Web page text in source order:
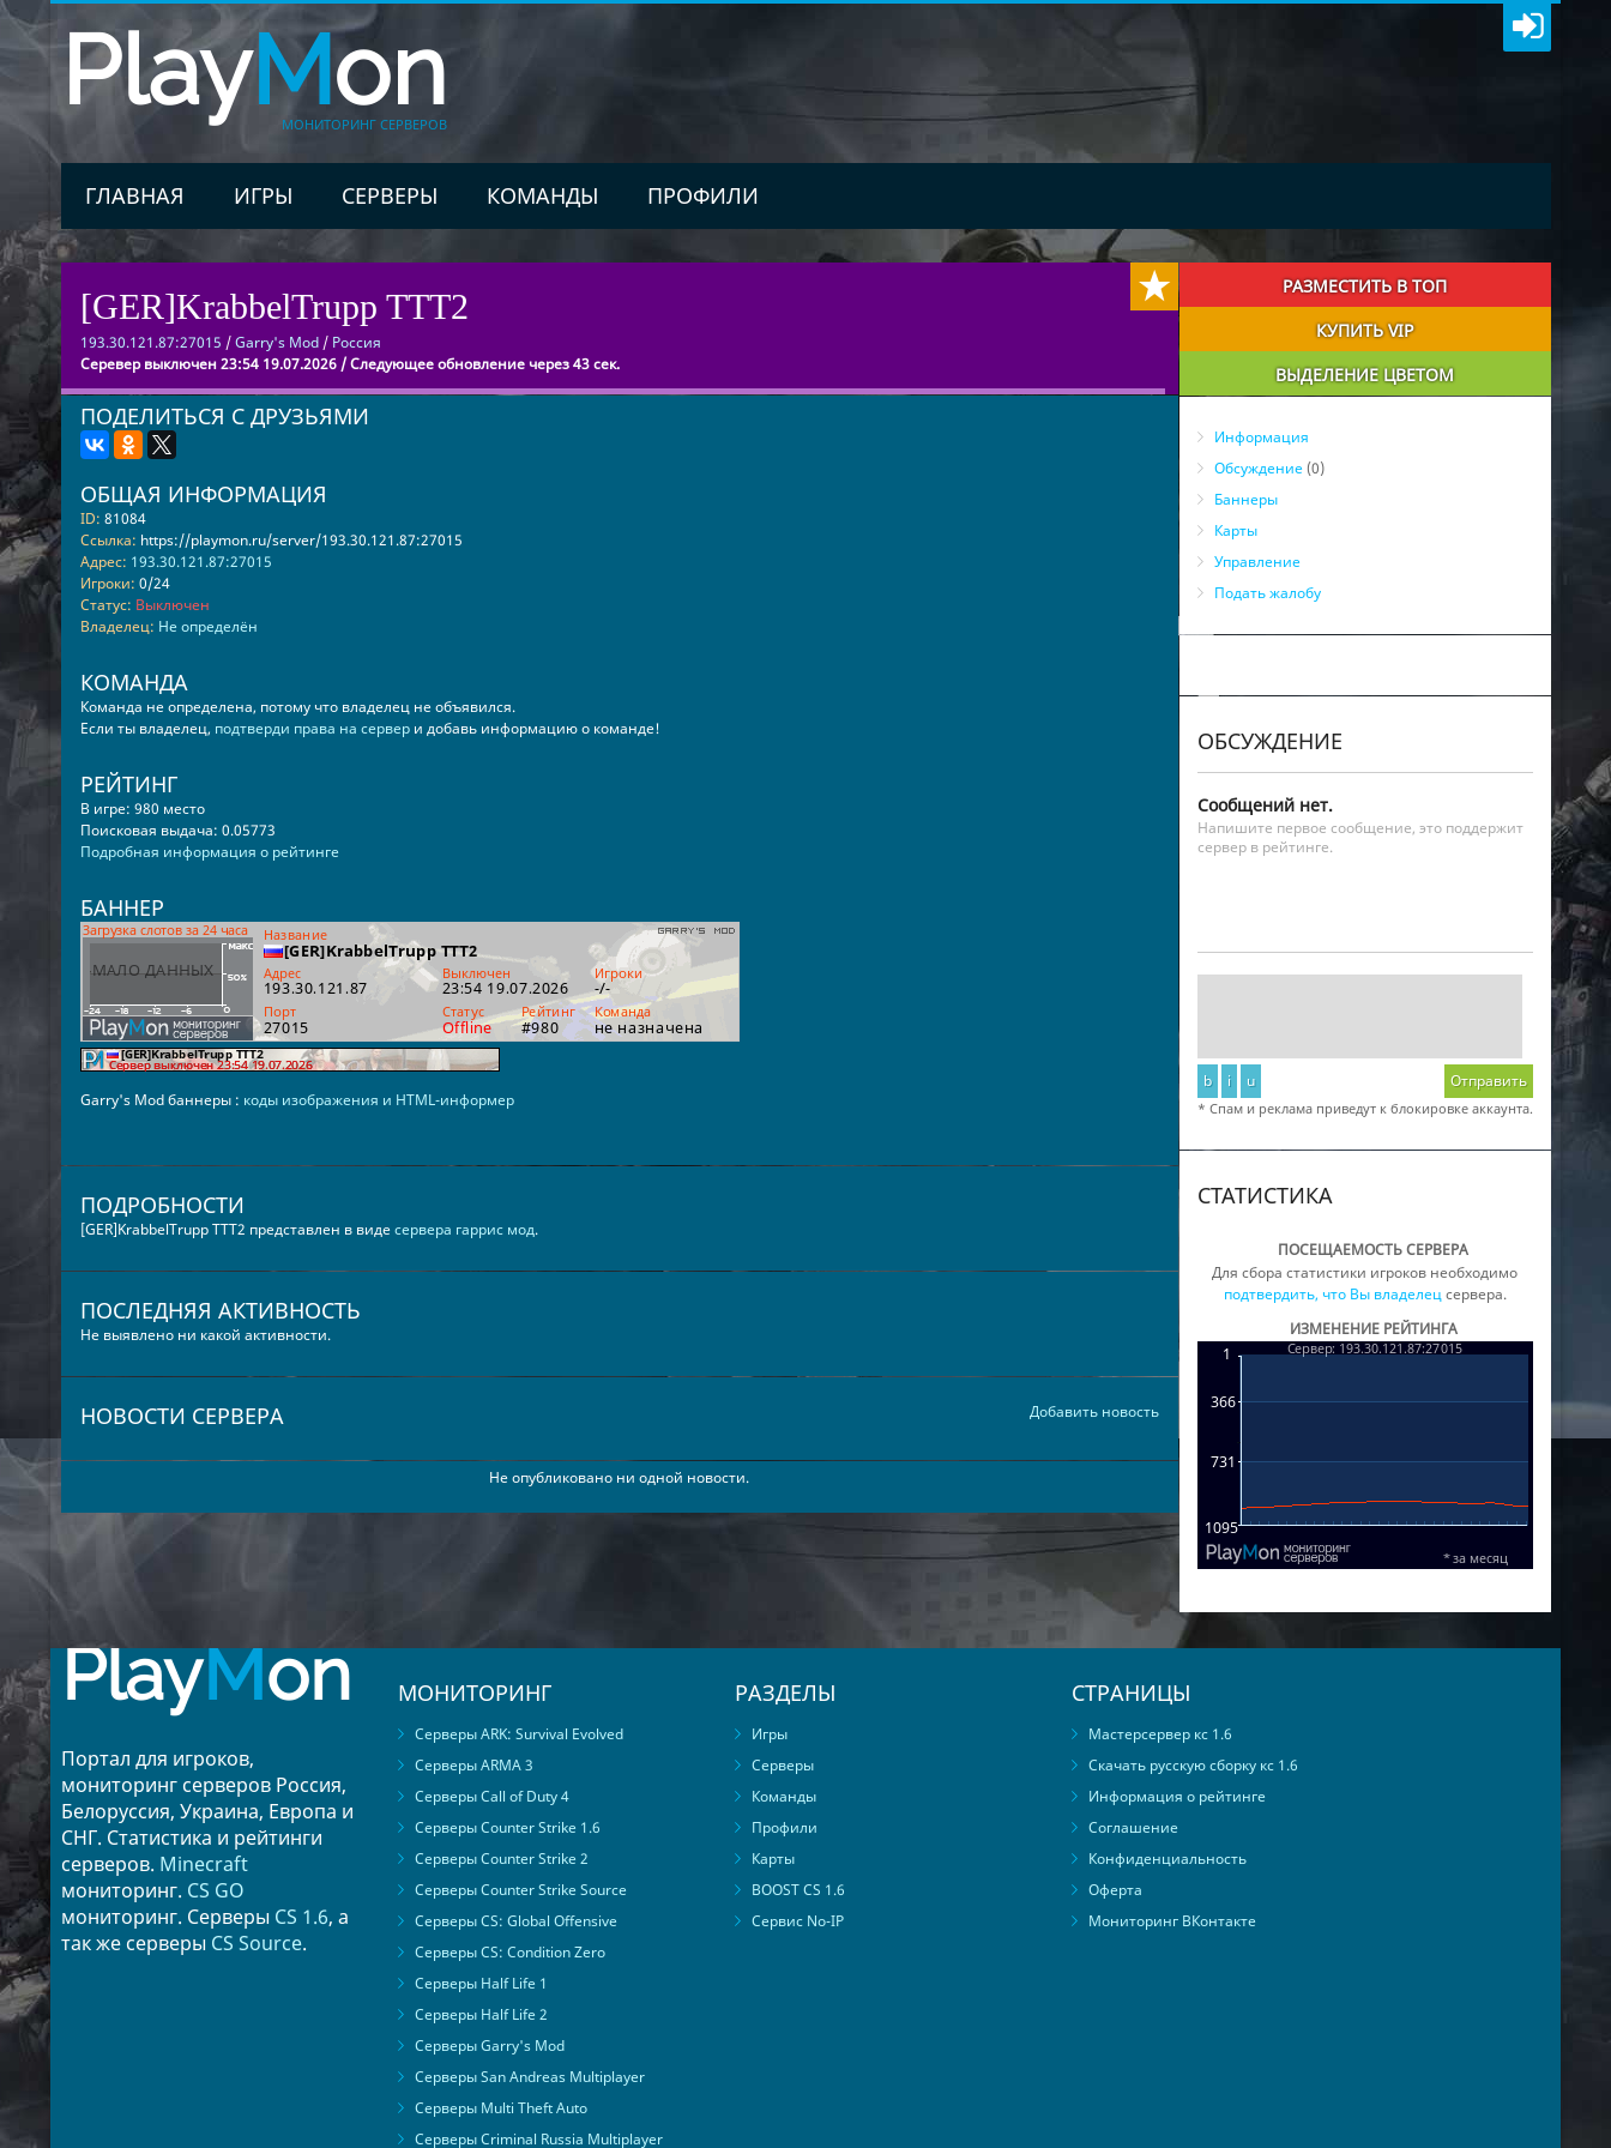
PlayMon
МОНИТОРИНГ СЕРВЕРОВ
ГЛАВНАЯ ИГРЫ СЕРВЕРЫ КОМАНДЫ ПРОФИЛИ
[GER]KrabbelTrupp TTT2
193.30.121.87:27015 /Garry's Mod/ Россия
Серевер выключен 23:54 19.07.2026 / Следующее обновление через 43 сек.
ПОДЕЛИТЬСЯ С ДРУЗЬЯМИ
ОБЩАЯ ИНФОРМАЦИЯ
ID: 81084
Ссылка: https://playmon.ru/server/193.30.121.87:27015
Адрес: 193.30.121.87:27015
Игроки: 0/24
Статус: Выключен
Владелец: Не определён
КОМАНДА
Команда не определена, потому что владелец не объявился.
Если ты владелец, подтверди права на сервери добавь информацию о команде!
РЕЙТИНГ
В игре: 980 место
Поисковая выдача: 0.05773
Подробная информация о рейтинге
БАННЕР
Garry's Mod баннеры : коды изображения и HTML-информер
ПОДРОБНОСТИ
[GER]KrabbelTrupp TTT2 представлен в видесервера гаррис мод.
ПОСЛЕДНЯЯ АКТИВНОСТЬ
Не выявлено ни какой активности.
Добавить новость
НОВОСТИ СЕРВЕРА
Не опубликовано ни одной новости.
РАЗМЕСТИТЬ В ТОП
КУПИТЬ VIP
ВЫДЕЛЕНИЕ ЦВЕТОМ
Информация
Обсуждение(0)
Баннеры
Карты
Управление
Подать жалобу
ОБСУЖДЕНИЕ
Сообщений нет.
Напишите первое сообщение, это поддержит
сервер в рейтинге.
b i u Отправить
* Спам и реклама приведут к блокировке аккаунта.
СТАТИСТИКА
ПОСЕЩАЕМОСТЬ СЕРВЕРА
Для сбора статистики игроков необходимо
подтвердить, что Вы владелецсервера.
ИЗМЕНЕНИЕ РЕЙТИНГА
PlayMon
Портал для игроков,
мониторинг серверов Россия,
Белоруссия, Украина, Европа и
СНГ. Статистика и рейтинги
серверов. Minecraft
мониторинг. CS GO
мониторинг. Серверы CS 1.6, а
так же серверы CS Source.
МОНИТОРИНГ
Серверы ARK: Survival Evolved
Серверы ARMA 3
Серверы Call of Duty 4
Серверы Counter Strike 1.6
Серверы Counter Strike 2
Серверы Counter Strike Source
Серверы CS: Global Offensive
Серверы CS: Condition Zero
Серверы Half Life 1
Серверы Half Life 2
Серверы Garry's Mod
Серверы San Andreas Multiplayer
Серверы Multi Theft Auto
Серверы Criminal Russia Multiplayer
РАЗДЕЛЫ
Игры
Серверы
Команды
Профили
Карты
BOOST CS 1.6
Сервис No-IP
СТРАНИЦЫ
Мастерсервер кс 1.6
Скачать русскую сборку кс 1.6
Информация о рейтинге
Соглашение
Конфиденциальность
Оферта
Мониторинг ВКонтакте